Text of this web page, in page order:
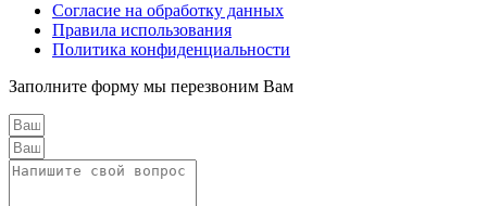
Согласие на обработку данных
Правила использования
Политика конфиденциальности
Заполните форму мы перезвоним Вам